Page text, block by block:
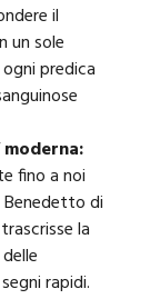
il
un sole
predica
moderna:
fino a noi
Benedetto di
la
rapidi.